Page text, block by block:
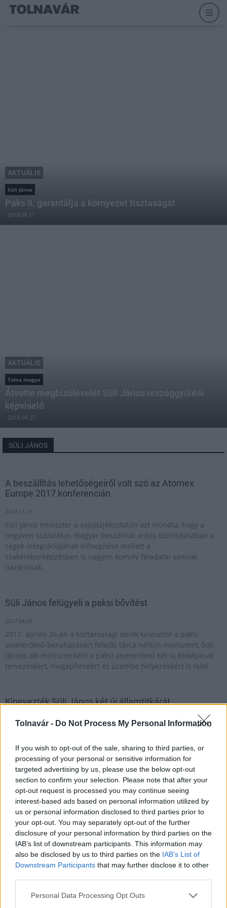
Tolnavár - Do Not Process My Personal Information
If you wish to opt-out of the sale, sharing to third parties, or
processing of your personal or sensitive information for
targeted advertising by us, please use the below opt-out
section to confirm your selection. Please note that after your
opt-out request is processed you may continue seeing
interest-based ads based on personal information utilized by
us or personal information disclosed to third parties prior to
your opt-out. You may separately opt-out of the further
disclosure of your personal information by third parties on the
IAB’s list of downstream participants. This information may
also be disclosed by us to third parties on the IAB’s List of
Downstream Participants that may further disclose it to other
Please note that this website/app uses one or more Google
Personal Data Processing Opt Outs
AKTUÁLIS
Süli János
Paks II. garantálja a környezet tisztaságát
2018.08.11
AKTUÁLIS
Tolna megye
Átvette megbízólevelét Süli János országgyűlési
képviselő
2018.04.27
SÜLI JÁNOS
A beszállítás lehetőségeiről volt szó az Atomex
Europe 2017 konferencián
2017.11.21
Süli János miniszter a sajtótájékoztatón azt mondta, hogy a
negyven százalékos magyar beszállítói arány biztosításában a
cégek integrációjának elősegítése mellett a
szakemberképzésben is nagyon komoly feladatai vannak
hazánknak.
Süli János felügyeli a paksi bővítést
2017.04.26
2017. április 26-án a köztársasági elnök kinevezte a paksi
atomerőmű-beruházásért felelős tárca nélküli minisztert, Süli
Jánost, aki miniszterként a paksi atomerőmű két új blokkjának
tervezéséért, megépítéséért és üzembe helyezéséért is felel.
Kinevezték Süli János két új államtitkárát
2017.06.18
Attilát és Becskeházi Attila Csabát - jelentették be az
Országgyűlés csütörtöki plenáris ülésén.
Együttműködik Paks és Kaposvár
1